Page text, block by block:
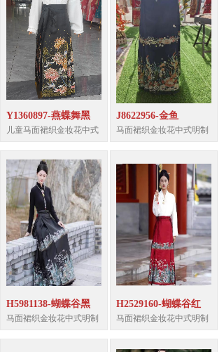
Y1360897-燕蝶舞黑
儿童马面裙织金妆花中式
J8622956-金鱼
马面裙织金妆花中式明制
H5981138-蝴蝶谷黑
马面裙织金妆花中式明制
H2529160-蝴蝶谷红
马面裙织金妆花中式明制